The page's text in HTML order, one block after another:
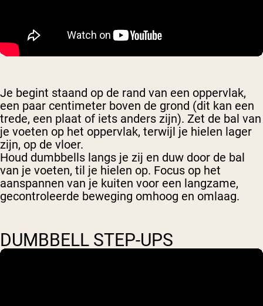
Je begint staand op de rand van een oppervlak,
een paar centimeter boven de grond (dit kan een
trede, een plaat of iets anders zijn). Zet de bal van
je voeten op het oppervlak, terwijl je hielen lager
zijn, op de vloer.
Houd dumbbells langs je zij en duw door de bal
van je voeten, til je hielen op. Focus op het
aanspannen van je kuiten voor een langzame,
gecontroleerde beweging omhoog en omlaag.
DUMBBELL STEP-UPS